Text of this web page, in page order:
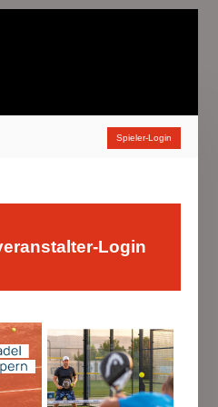
Spieler-Login
Login